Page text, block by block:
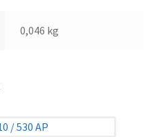
0,046 kg